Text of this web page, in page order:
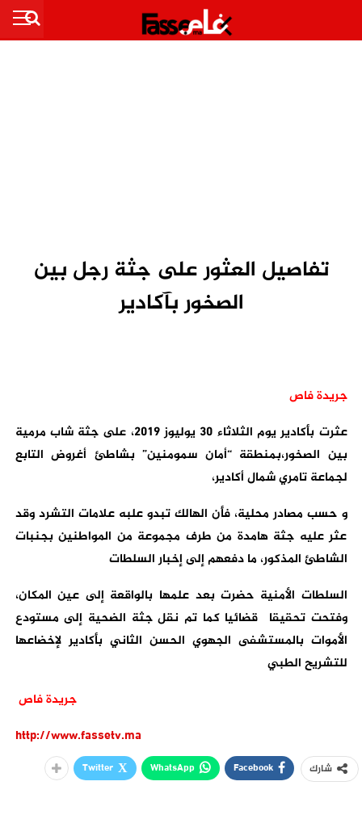
تفاصيل العثور على جثة رجل بين
الصخور بآكادير
جريدة فاص
عثرت بأكادير يوم الثلاثاء 30 يوليوز 2019، على جثة شاب مرمية
بين الصخور،بمنطقة “أمان سمومنين” بشاطئ أغروض التابع
لجماعة تامري شمال أكادير،
و حسب مصادر محلية، فأن الهالك تبدو علبه علامات التشرد وقد
عثر عليه جثة هامدة من طرف مجموعة من المواطنين بجنبات
الشاطئ المذكور، ما دفعهم إلى إخبار السلطات
السلطات الأمنية حضرت بعد علمها بالواقعة إلى عين المكان،
وفتحت تحقيقا قضائيا كما تم نقل جثة الضحية إلى مستودع
الأموات بالمستشفى الجهوي الحسن الثاني بأكادير لإخضاعها
للتشريح الطبي
جريدة فاص
http://www.fassetv.ma
شارك Facebook
WhatsApp
Twitter